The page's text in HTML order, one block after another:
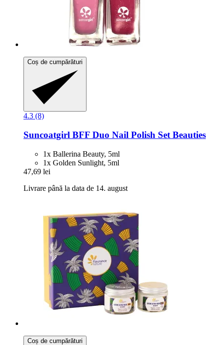
Coș de cumpărături
4.3 (8)
Suncoatgirl BFF Duo Nail Polish Set Beauties
1x Ballerina Beauty, 5ml
1x Golden Sunlight, 5ml
47,69 lei
Livrare până la data de 14. august
Coș de cumpărături